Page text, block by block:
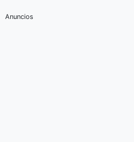
Anuncios